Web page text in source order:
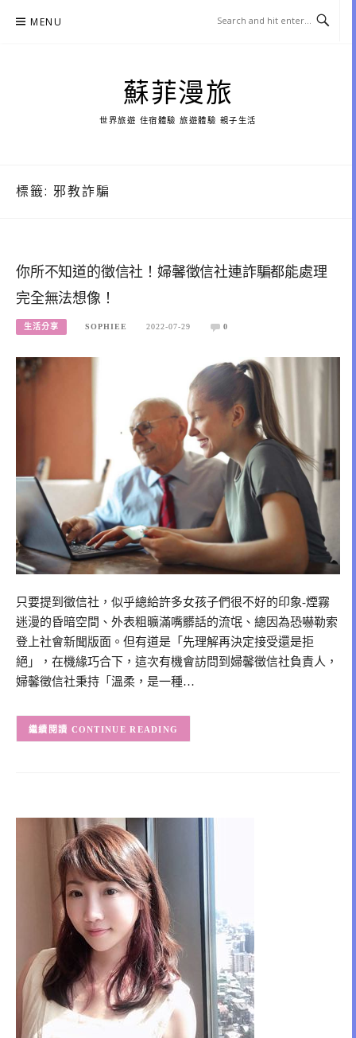
MENU
蘇菲漫旅
世界旅遊 住宿體驗 旅遊體驗 親子生活
標籤: 邪教詐騙
你所不知道的徵信社！婦馨徵信社連詐騙都能處理
完全無法想像！
生活分享 SOPHIEE 2022-07-29 0
只要提到徵信社，似乎總給許多女孩子們很不好的印象-煙霧
迷漫的昏暗空間、外表粗曠滿嘴髒話的流氓、總因為恐嚇勒索
登上社會新聞版面。但有道是「先理解再決定接受還是拒
絕」，在機緣巧合下，這次有機會訪問到婦馨徵信社負責人，
婦馨徵信社秉持「溫柔，是一種…
CONTINUE READING